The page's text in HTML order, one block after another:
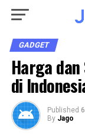
GADGET
Harga
di
Published
By Jago